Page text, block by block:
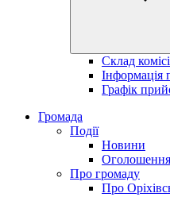
Склад
Інформація
Графік
Громада
Події
Новини
Оголошення
Про громаду
Про